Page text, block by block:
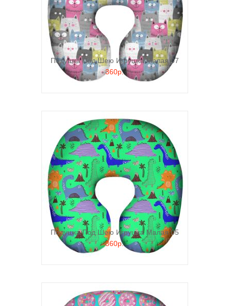
Подушка Под Шею Игрушка Малая 07
360р.
Подушка Под Шею Игрушка Малая 05
360р.